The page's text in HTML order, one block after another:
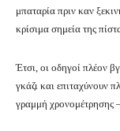
μπαταρία πριν καν
κρίσιμα σημεία της
Έτσι, οι οδηγοί πλέον
γκάζι και επιταχύνουν
γραμμή χρονομέτρησης